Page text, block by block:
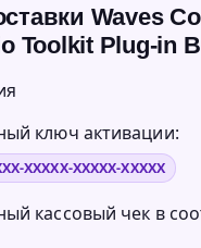
Waves
Toolkit Plug-in
ключ активации:
XXXXX-XXXXX-XXXXX
кассовый чек в